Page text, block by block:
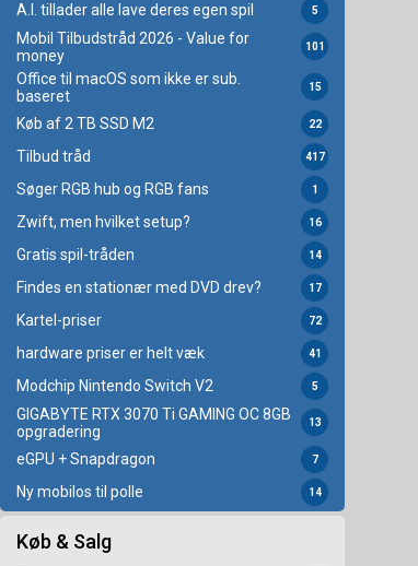
A.I. tillader alle lave deres egen spil 5
Mobil Tilbudstråd 2026 - Value for
money
101
Office til macOS som ikke er sub.
baseret
15
Køb af 2 TB SSD M2 22
Tilbud tråd 417
Søger RGB hub og RGB fans 1
Zwift, men hvilket setup? 16
Gratis spil-tråden 14
Findes en stationær med DVD drev? 17
Kartel-priser 72
hardware priser er helt væk 41
Modchip Nintendo Switch V2 5
GIGABYTE RTX 3070 Ti GAMING OC 8GB
opgradering
13
eGPU + Snapdragon 7
Ny mobilos til polle 14
Køb & Salg